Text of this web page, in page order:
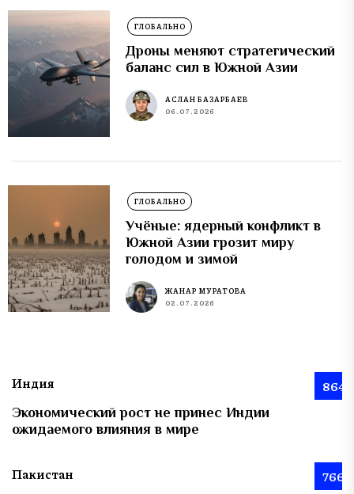
ГЛОБАЛЬНО
Дроны меняют стратегический
баланс сил в Южной Азии
АСЛАН БАЗАРБАЕВ
06.07.2026
ГЛОБАЛЬНО
Учёные: ядерный конфликт в
Южной Азии грозит миру
голодом и зимой
ЖАНАР МУРАТОВА
02.07.2026
Индия 864
Экономический рост не принес Индии
ожидаемого влияния в мире
Пакистан 766